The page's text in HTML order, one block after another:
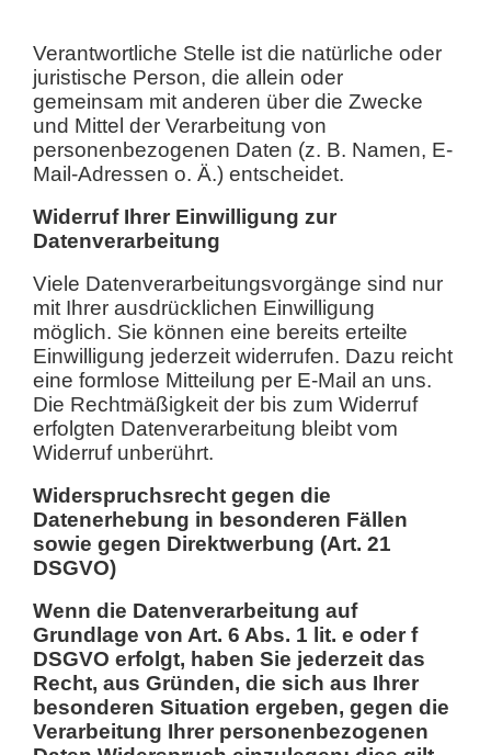
Verantwortliche Stelle ist die natürliche oder
juristische Person, die allein oder
gemeinsam mit anderen über die Zwecke
und Mittel der Verarbeitung von
personenbezogenen Daten (z. B. Namen, E-
Mail-Adressen o. Ä.) entscheidet.
Widerruf Ihrer Einwilligung zur
Datenverarbeitung
Viele Datenverarbeitungsvorgänge sind nur
mit Ihrer ausdrücklichen Einwilligung
möglich. Sie können eine bereits erteilte
Einwilligung jederzeit widerrufen. Dazu reicht
eine formlose Mitteilung per E-Mail an uns.
Die Rechtmäßigkeit der bis zum Widerruf
erfolgten Datenverarbeitung bleibt vom
Widerruf unberührt.
Widerspruchsrecht gegen die
Datenerhebung in besonderen Fällen
sowie gegen Direktwerbung (Art. 21
DSGVO)
Wenn die Datenverarbeitung auf
Grundlage von Art. 6 Abs. 1 lit. e oder f
DSGVO erfolgt, haben Sie jederzeit das
Recht, aus Gründen, die sich aus Ihrer
besonderen Situation ergeben, gegen die
Verarbeitung Ihrer personenbezogenen